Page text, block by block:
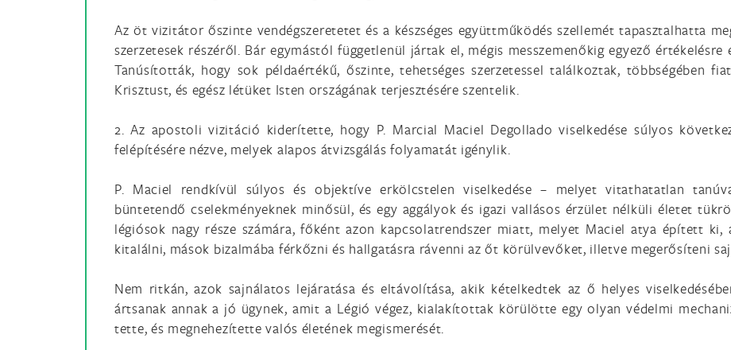
Az öt vizitátor őszinte vendégszeretetet és a készséges együttműködés szellemét tapasztalhatta
szerzetesek részéről. Bár egymástól függetlenül jártak el, mégis messzemenőkig egyező
Tanúsították, hogy sok példaértékű, őszinte, tehetséges szerzetessel találkoztak, többségében
Krisztust, és egész létüket Isten országának terjesztésére szentelik.
2. Az apostoli vizitáció kiderítette, hogy P. Marcial Maciel Degollado viselkedése súlyos
felépítésére nézve, melyek alapos átvizsgálás folyamatát igénylik.
P. Maciel rendkívül súlyos és objektíve erkölcstelen viselkedése – melyet vitathatatlan
büntetendő cselekményeknek minősül, és egy aggályok és igazi vallásos érzület nélküli életet
légiósok nagy része számára, főként azon kapcsolatrendszer miatt, melyet Maciel atya épített
kitalálni, mások bizalmába férkőzni és hallgatásra rávenni az őt körülvevőket, illetve megerősíteni
Nem ritkán, azok sajnálatos lejáratása és eltávolítása, akik kételkedtek az ő helyes
ártsanak annak a jó ügynek, amit a Légió végez, kialakítottak körülötte egy olyan védelmi
tette, és megnehezítette valós életének megismerését.